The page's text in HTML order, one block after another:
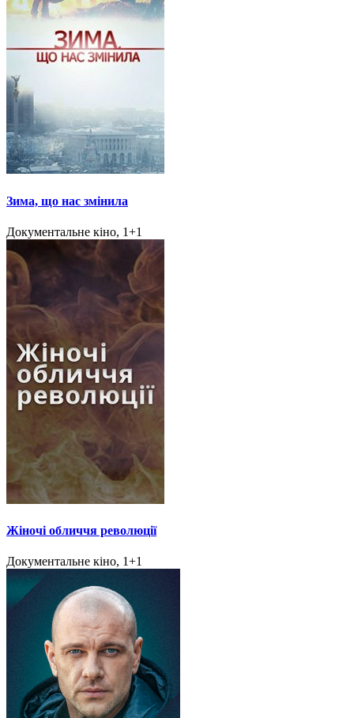
Зима, що нас змінила
Документальне кіно, 1+1
Жіночі обличчя революції
Документальне кіно, 1+1